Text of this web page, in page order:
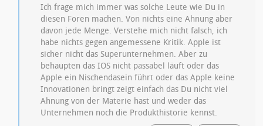
Ich frage mich immer was solche Leute wie Du in
diesen Foren machen. Von nichts eine Ahnung aber
davon jede Menge. Verstehe mich nicht falsch, ich
habe nichts gegen angemessene Kritik. Apple ist
sicher nicht das Superunternehmen. Aber zu
behaupten das IOS nicht passabel läuft oder das
Apple ein Nischendasein führt oder das Apple keine
Innovationen bringt zeigt einfach das Du nicht viel
Ahnung von der Materie hast und weder das
Unternehmen noch die Produkthistorie kennst.